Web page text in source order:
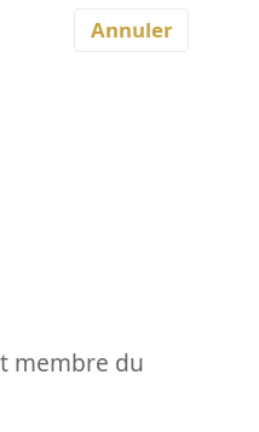
Annuler
membre du